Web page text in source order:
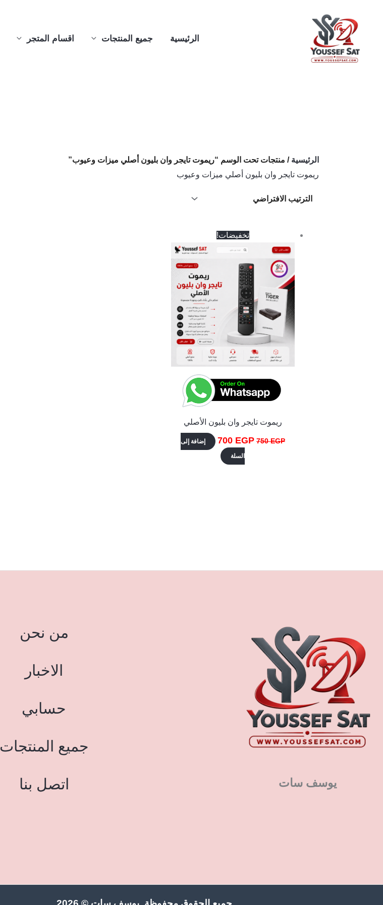
الرئيسية جميع المنتجات اقسام المتجر
الرئيسية / منتجات تحت الوسم “ريموت تايجر وان بليون أصلي ميزات وعيوب”
ريموت تايجر وان بليون أصلي ميزات وعيوب
تخفيضات!
ريموت تايجر وان بليون الأصلي
750EGP
السعر
الأصلي
هو:
700 EGP
السعر
الحالي
إضافة إلى
السلة
يوسف سات
من نحن
الاخبار
حسابي
جميع المنتجات
اتصل بنا